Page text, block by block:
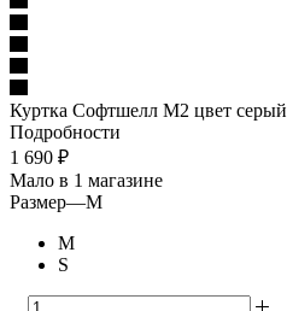
Куртка Софтшелл М2 цвет серый
Подробности
1 690 ₽
Мало в 1 магазине
Размер—M
M
S